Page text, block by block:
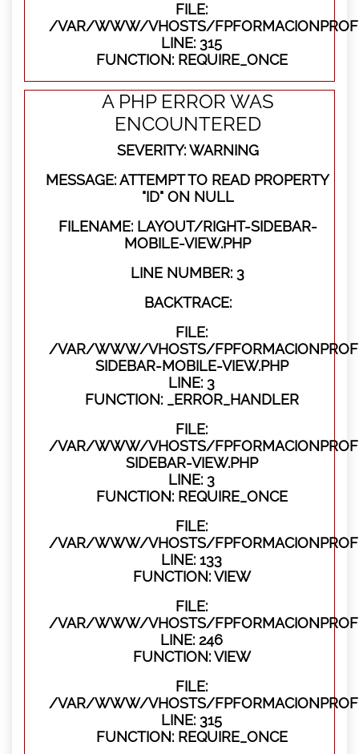
FILE:
/VAR/WWW/VHOSTS/
LINE: 315
FUNCTION: REQUIRE_ONCE
A PHP ERROR WAS
ENCOUNTERED
SEVERITY: WARNING
MESSAGE: ATTEMPT TO READ PROPERTY
"ID" ON NULL
FILENAME: LAYOUT/RIGHT-SIDEBAR-
MOBILE-VIEW.PHP
LINE NUMBER: 3
BACKTRACE:
FILE:
/VAR/WWW/VHOSTS/
SIDEBAR-MOBILE-VIEW.PHP
LINE: 3
FUNCTION: _ERROR_HANDLER
FILE:
/VAR/WWW/VHOSTS/
SIDEBAR-VIEW.PHP
LINE: 3
FUNCTION: REQUIRE_ONCE
FILE:
/VAR/WWW/VHOSTS/
LINE: 133
FUNCTION: VIEW
FILE:
/VAR/WWW/VHOSTS/
LINE: 246
FUNCTION: VIEW
FILE:
/VAR/WWW/VHOSTS/
LINE: 315
FUNCTION: REQUIRE_ONCE